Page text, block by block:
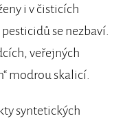
i v čisticích
se nezbaví.
veřejných
modrou skalicí.
syntetických